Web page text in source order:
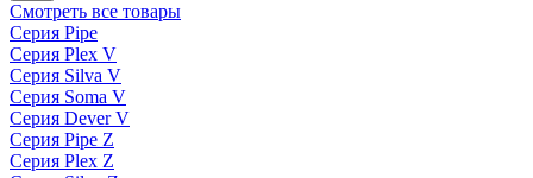
Смотреть все товары
Серия Pipe
Серия Plex V
Серия Silva V
Серия Soma V
Серия Dever V
Серия Pipe Z
Серия Plex Z